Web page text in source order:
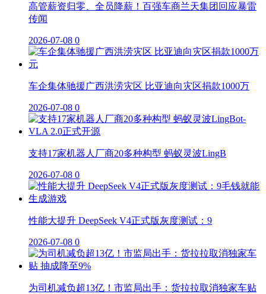
高管薪资归零、全员降薪！百强车商兰天集团回应暴雷
传闻
2026-07-08 0
车企集体驰援广西洪涝灾区 比亚迪向灾区捐款1000万
2026-07-08 0
支持17家机器人厂商20多种构型 蚂蚁灵波LingB
2026-07-08 0
性能大提升 DeepSeek V4正式版灰度测试：9
2026-07-08 0
为司机减负超13亿！市监局出手：货拉拉取消独家车贴